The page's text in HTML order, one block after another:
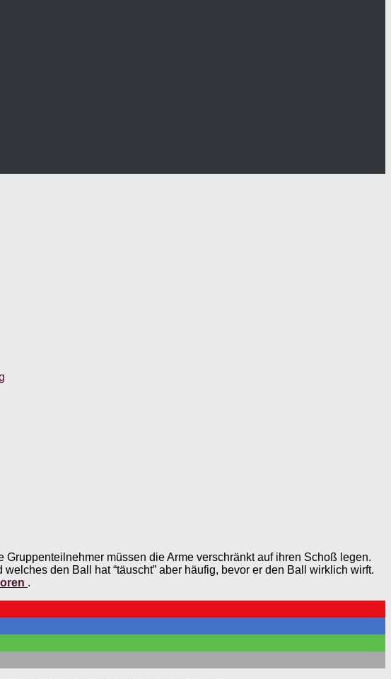
müssen die Arme verschränkt auf ihren Schoß legen.
den Ball hat “täuscht” aber häufig, bevor er den Ball wirklich wirft.
.